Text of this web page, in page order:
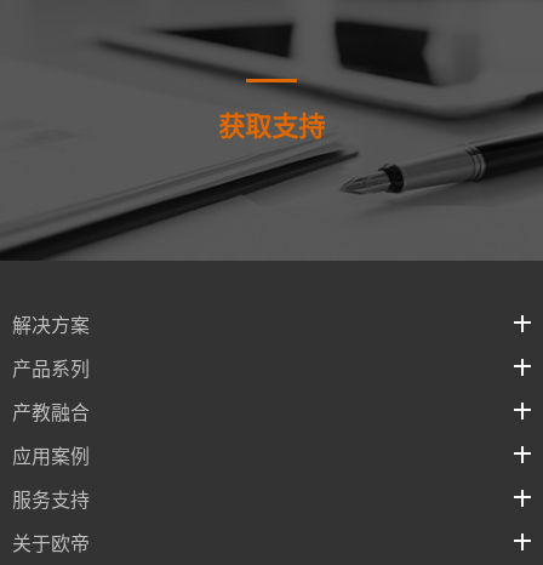
获取支持
解决方案
产品系列
产教融合
应用案例
服务支持
关于欧帝